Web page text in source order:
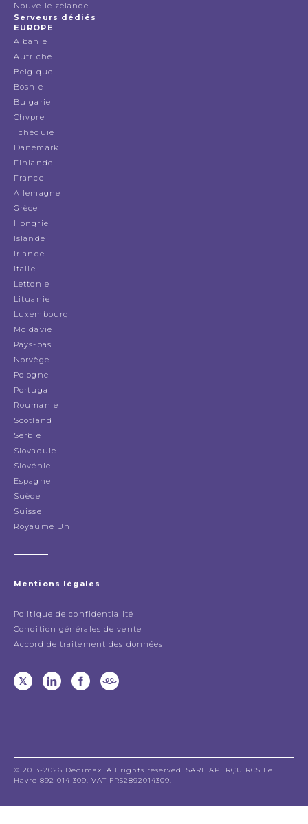
Nouvelle zélande
Serveurs dédiés
EUROPE
Albanie
Autriche
Belgique
Bosnie
Bulgarie
Chypre
Tchéquie
Danemark
Finlande
France
Allemagne
Grèce
Hongrie
Islande
Irlande
italie
Lettonie
Lituanie
Luxembourg
Moldavie
Pays-bas
Norvège
Pologne
Portugal
Roumanie
Scotland
Serbie
Slovaquie
Slovénie
Espagne
Suède
Suisse
Royaume Uni
Mentions légales
Politique de confidentialité
Condition générales de vente
Accord de traitement des données
© 2013-2026 Dedimax. All rights reserved. SARL APERÇU RCS Le
Havre 892 014 309. VAT FR52892014309.